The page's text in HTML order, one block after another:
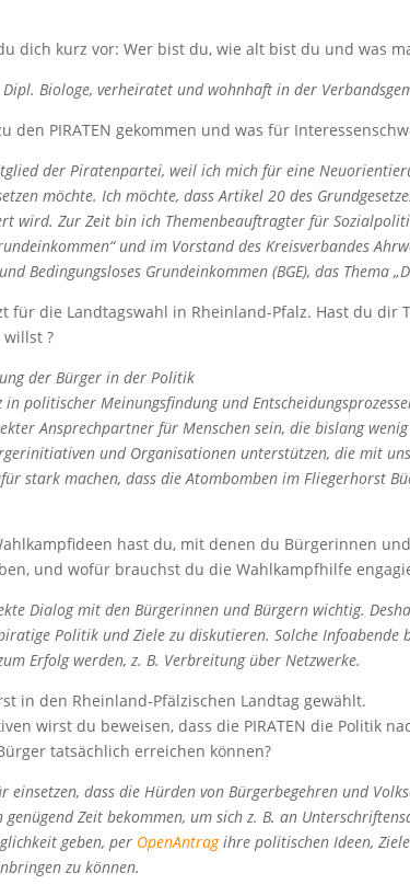
dich kurz vor: Wer bist du, wie alt bist du und was
Biologe, verheiratet und wohnhaft in der
den PIRATEN gekommen und was für
der Piratenpartei, weil ich mich für eine
möchte. Ich möchte, dass Artikel 20 des
wird. Zur Zeit bin ich Themenbeauftragter für
und im Vorstand des Kreisverbandes
Bedingungsloses Grundeinkommen (BGE), das Thema
für die Landtagswahl in Rheinland-Pfalz. Hast du dir
willst ?
der Bürger in der Politik
politischer Meinungsfindung und
Ansprechpartner für Menschen sein, die bislang
und Organisationen unterstützen, die mit uns
stark machen, dass die Atombomben im Fliegerhorst
hast du, mit denen du Bürgerinnen
und wofür brauchst du die Wahlkampfhilfe
Dialog mit den Bürgerinnen und Bürgern wichtig.
Politik und Ziele zu diskutieren. Solche Infoabende
Erfolg werden, z. B. Verbreitung über Netzwerke.
in den Rheinland-Pfälzischen Landtag gewählt.
wirst du beweisen, dass die PIRATEN die Politik
tatsächlich erreichen können?
einsetzen, dass die Hürden von Bürgerbegehren und
genügend Zeit bekommen, um sich z. B. an
geben, per OpenAntragihre politischen Ideen,
zu können.